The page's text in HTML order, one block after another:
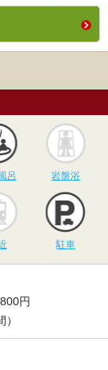
貸切風呂
呂 岩盤浴
駐車
円